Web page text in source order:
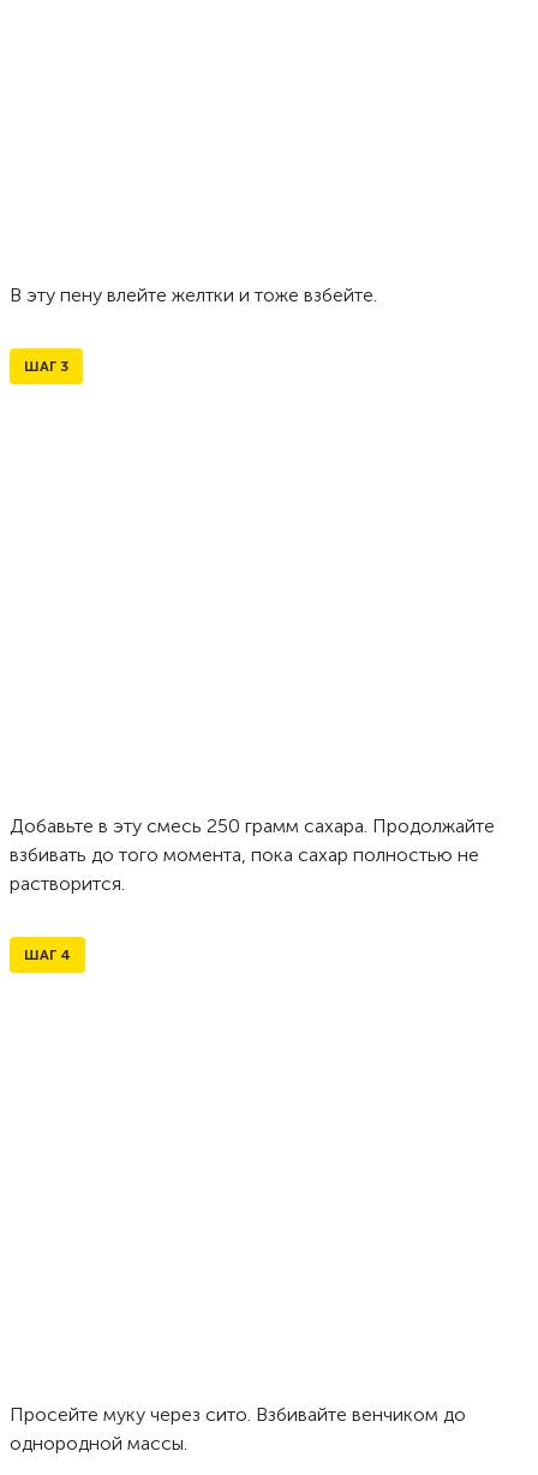
В эту пену влейте желтки и тоже взбейте.
ШАГ 3
Добавьте в эту смесь 250 грамм сахара. Продолжайте
взбивать до того момента, пока сахар полностью не
растворится.
ШАГ 4
Просейте муку через сито. Взбивайте венчиком до
однородной массы.